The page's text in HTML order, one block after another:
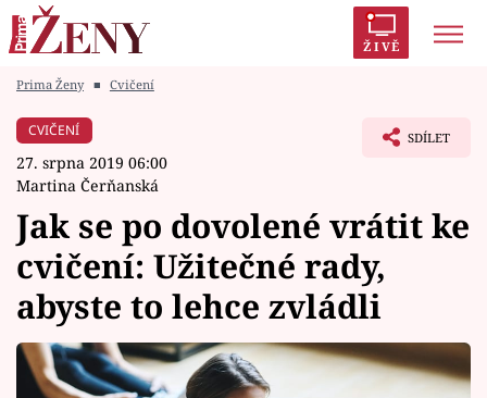
ŽIVĚ
Módní alarm
Témata
Celebrity
Vztahy
Prima Ženy ■ Cvičení
CVIČENÍ
27. srpna 2019 06:00
Martina Čerňanská
SDÍLET
Jak se po dovolené vrátit ke
cvičení: Užitečné rady,
abyste to lehce zvládli